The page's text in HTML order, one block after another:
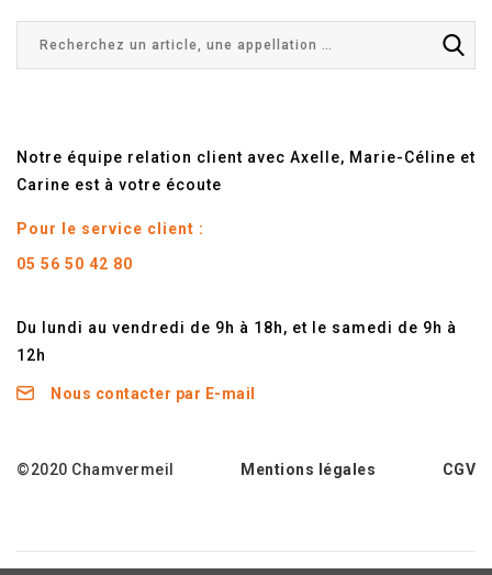
Notre équipe relation client avec Axelle, Marie-Céline et
Carine est à votre écoute
Pour le service client :
05 56 50 42 80
Du lundi au vendredi de 9h à 18h, et le samedi de 9h à
12h
Nous contacter par E-mail
©2020 Chamvermeil Mentions légales CGV